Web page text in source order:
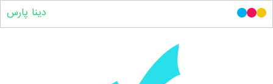
دینا پارس